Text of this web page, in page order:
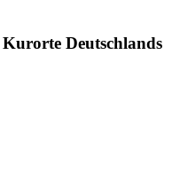
Deutschlands